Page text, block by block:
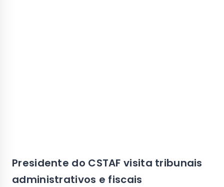
Presidente do CSTAF visita tribunais
administrativos e fiscais